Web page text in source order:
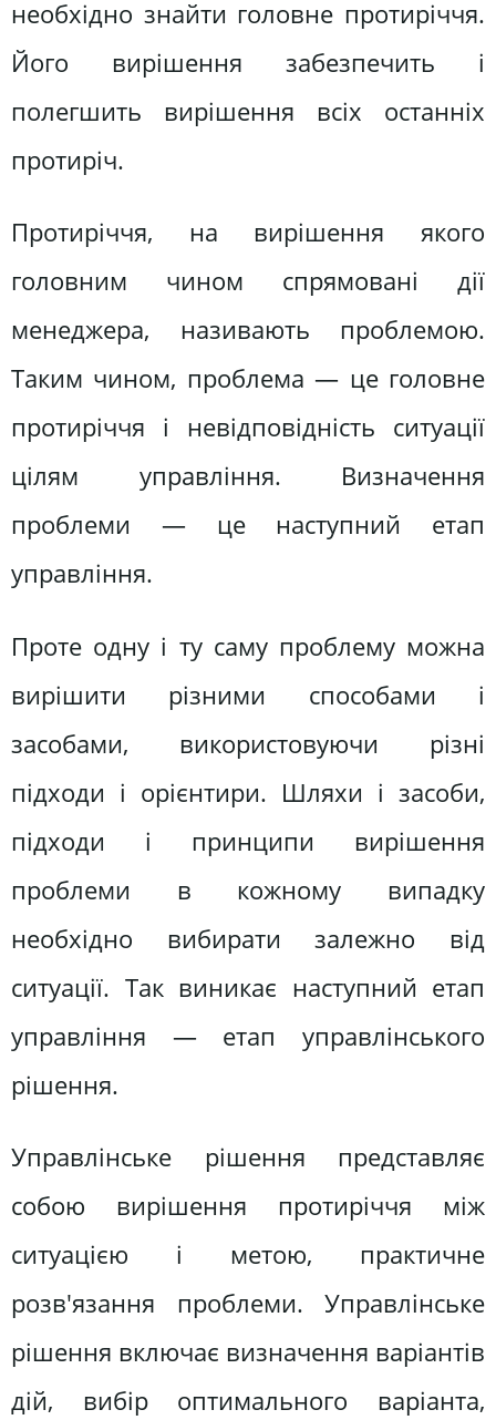
необхідно знайти головне протиріччя.
Його вирішення забезпечить і
полегшить вирішення всіх останніх
протиріч.
Протиріччя, на вирішення якого
головним чином спрямовані дії
менеджера, називають проблемою.
Таким чином, проблема — це головне
протиріччя і невідповідність ситуації
цілям управління. Визначення
проблеми — це наступний етап
управління.
Проте одну і ту саму проблему можна
вирішити різними способами і
засобами, використовуючи різні
підходи і орієнтири. Шляхи і засоби,
підходи і принципи вирішення
проблеми в кожному випадку
необхідно вибирати залежно від
ситуації. Так виникає наступний етап
управління — етап управлінського
рішення.
Управлінське рішення представляє
собою вирішення протиріччя між
ситуацією і метою, практичне
розв'язання проблеми. Управлінське
рішення включає визначення варіантів
дій, вибір оптимального варіанта,